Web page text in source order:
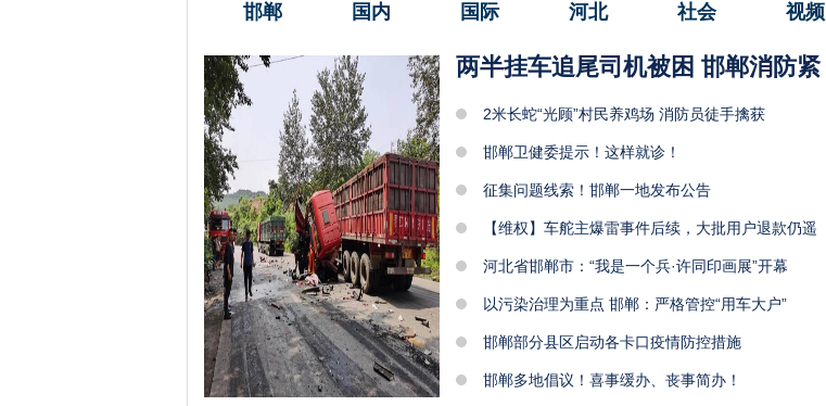
邯郸 国内 国际 河北 社会 视频
两半挂车追尾司机被困 邯郸消防紧
2米长蛇“光顾”村民养鸡场 消防员徒手擒获
邯郸卫健委提示！这样就诊！
征集问题线索！邯郸一地发布公告
【维权】车舵主爆雷事件后续，大批用户退款仍遥
河北省邯郸市：“我是一个兵·许同印画展”开幕
以污染治理为重点 邯郸：严格管控“用车大户”
邯郸部分县区启动各卡口疫情防控措施
邯郸多地倡议！喜事缓办、丧事简办！